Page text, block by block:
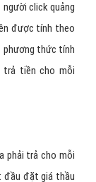
của bạn sẽ hiển
click quảng
được tính theo
phương thức tính
tiền cho mỗi
phải trả cho mỗi